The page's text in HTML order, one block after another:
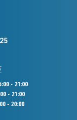
- 21:00
- 21:00
- 20:00